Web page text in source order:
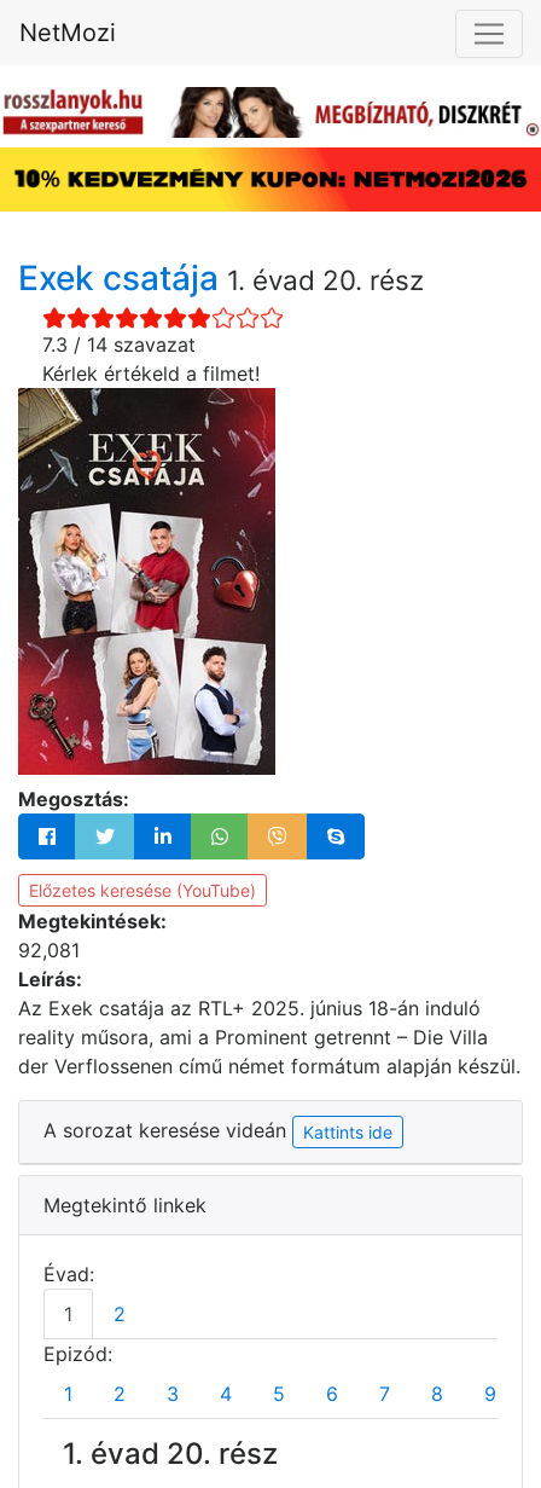
NetMozi
Exek csatája 1. évad 20. rész
7.3 / 14 szavazat
Kérlek értékeld a filmet!
Megosztás:
Előzetes keresése (YouTube)
Megtekintések:
92,081
Leírás:
Az Exek csatája az RTL+ 2025. június 18-án induló
reality műsora, ami a Prominent getrennt – Die Villa
der Verflossenen című német formátum alapján készül.
A sorozat keresése videán Kattints ide
Megtekintő linkek
Évad:
1
2
Epizód:
1
2 3 4 5 6 7 8 9
1. évad 20. rész